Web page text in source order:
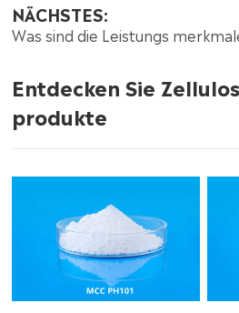
NÄCHSTES:
Was sind die Leistungs
Entdecken Sie
produkte